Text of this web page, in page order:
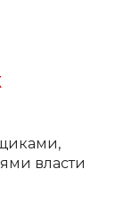
власти